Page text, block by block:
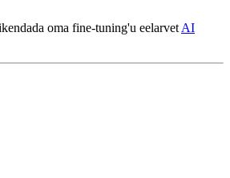
oma fine-tuning'u eelarvet AI